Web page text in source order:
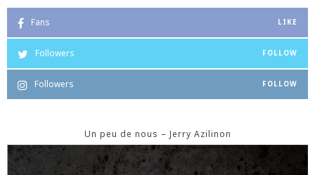
Fans LIKE
Followers FOLLOW
Followers FOLLOW
Un peu de nous – Jerry Azilinon